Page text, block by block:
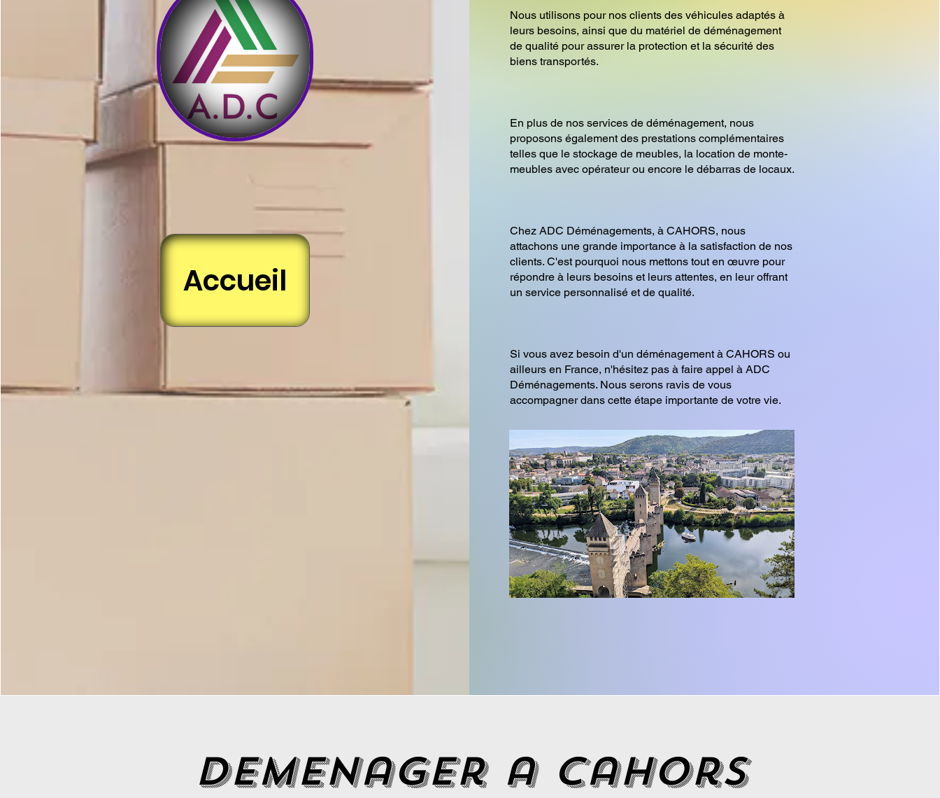
Accueil
Nous utilisons pour nos clients des véhicules adaptés à
leurs besoins, ainsi que du matériel de déménagement
de qualité pour assurer la protection et la sécurité des
biens transportés.
En plus de nos services de déménagement, nous
proposons également des prestations complémentaires
telles que le stockage de meubles, la location de monte-
meubles avec opérateur ou encore le débarras de locaux.
Chez ADC Déménagements, à CAHORS, nous
attachons une grande importance à la satisfaction de nos
clients. C'est pourquoi nous mettons tout en œuvre pour
répondre à leurs besoins et leurs attentes, en leur offrant
un service personnalisé et de qualité.
Si vous avez besoin d'un déménagement à CAHORS ou
ailleurs en France, n'hésitez pas à faire appel à ADC
Déménagements. Nous serons ravis de vous
accompagner dans cette étape importante de votre vie.
demenager a cahors